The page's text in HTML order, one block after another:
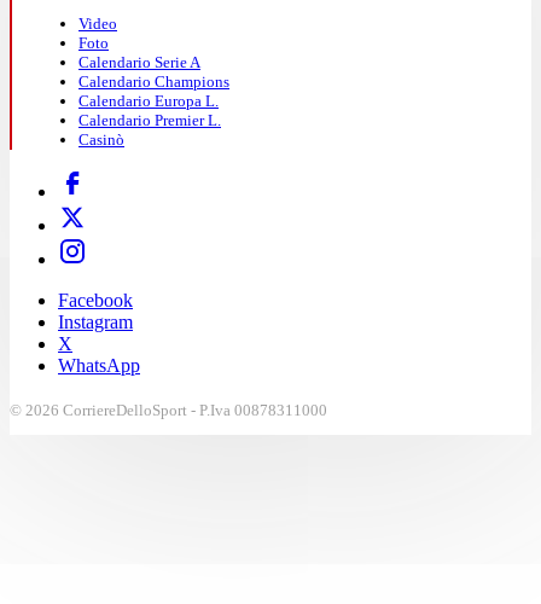
Video
Foto
Calendario Serie A
Calendario Champions
Calendario Europa L.
Calendario Premier L.
Casinò
Facebook
Instagram
X
WhatsApp
© 2026 CorriereDelloSport - P.Iva 00878311000